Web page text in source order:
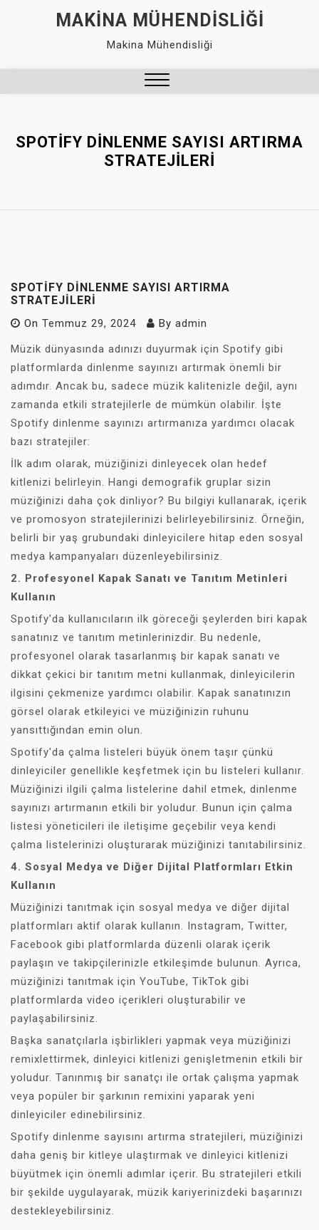
MAKINA MÜHENDISLIĞI
Makina Mühendisliği
SPOTIFY DINLENME SAYISI ARTIRMA
STRATEJILERI
SPOTIFY DINLENME SAYISI ARTIRMA
STRATEJILERI
On Temmuz 29, 2024 By admin
Müzik dünyasında adınızı duyurmak için Spotify gibi
platformlarda dinlenme sayınızı artırmak önemli bir
adımdır. Ancak bu, sadece müzik kalitenizle değil, aynı
zamanda etkili stratejilerle de mümkün olabilir. İşte
Spotify dinlenme sayınızı artırmanıza yardımcı olacak
bazı stratejiler:
İlk adım olarak, müziğinizi dinleyecek olan hedef
kitlenizi belirleyin. Hangi demografik gruplar sizin
müziğinizi daha çok dinliyor? Bu bilgiyi kullanarak, içerik
ve promosyon stratejilerinizi belirleyebilirsiniz. Örneğin,
belirli bir yaş grubundaki dinleyicilere hitap eden sosyal
medya kampanyaları düzenleyebilirsiniz.
2. Profesyonel Kapak Sanatı ve Tanıtım Metinleri
Kullanın
Spotify'da kullanıcıların ilk göreceği şeylerden biri kapak
sanatınız ve tanıtım metinlerinizdir. Bu nedenle,
profesyonel olarak tasarlanmış bir kapak sanatı ve
dikkat çekici bir tanıtım metni kullanmak, dinleyicilerin
ilgisini çekmenize yardımcı olabilir. Kapak sanatınızın
görsel olarak etkileyici ve müziğinizin ruhunu
yansıttığından emin olun.
Spotify'da çalma listeleri büyük önem taşır çünkü
dinleyiciler genellikle keşfetmek için bu listeleri kullanır.
Müziğinizi ilgili çalma listelerine dahil etmek, dinlenme
sayınızı artırmanın etkili bir yoludur. Bunun için çalma
listesi yöneticileri ile iletişime geçebilir veya kendi
çalma listelerinizi oluşturarak müziğinizi tanıtabilirsiniz.
4. Sosyal Medya ve Diğer Dijital Platformları Etkin
Kullanın
Müziğinizi tanıtmak için sosyal medya ve diğer dijital
platformları aktif olarak kullanın. Instagram, Twitter,
Facebook gibi platformlarda düzenli olarak içerik
paylaşın ve takipçilerinizle etkileşimde bulunun. Ayrıca,
müziğinizi tanıtmak için YouTube, TikTok gibi
platformlarda video içerikleri oluşturabilir ve
paylaşabilirsiniz.
Başka sanatçılarla işbirlikleri yapmak veya müziğinizi
remixlettirmek, dinleyici kitlenizi genişletmenin etkili bir
yoludur. Tanınmış bir sanatçı ile ortak çalışma yapmak
veya popüler bir şarkının remixini yaparak yeni
dinleyiciler edinebilirsiniz.
Spotify dinlenme sayısını artırma stratejileri, müziğinizi
daha geniş bir kitleye ulaştırmak ve dinleyici kitlenizi
büyütmek için önemli adımlar içerir. Bu stratejileri etkili
bir şekilde uygulayarak, müzik kariyerinizdeki başarınızı
destekleyebilirsiniz.